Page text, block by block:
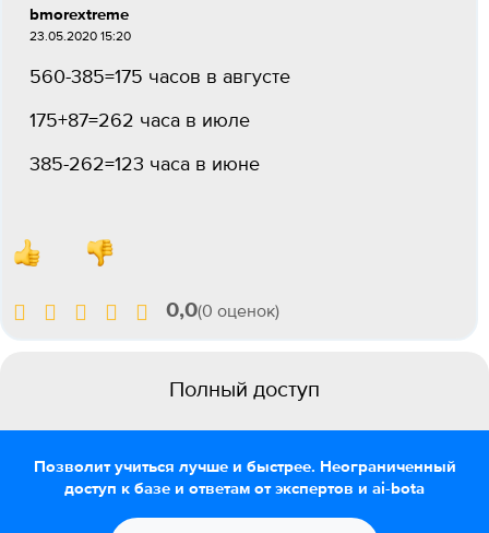
bmorextreme
23.05.2020 15:20
560-385=175 часов в августе
175+87=262 часа в июле
385-262=123 часа в июне
0,0(0 оценок)
Полный доступ
Позволит учиться лучше и быстрее. Неограниченный
доступ к базе и ответам от экспертов и ai-bota